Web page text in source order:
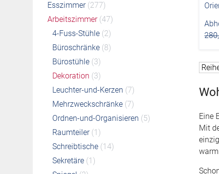
Esszimmer (277)
Arbeitszimmer (47)
4-Fuss-Stühle (2)
Büroschränke (8)
Bürostühle (3)
Dekoration (3)
Leuchter-und-Kerzen (7)
Mehrzweckschränke (7)
Ordnen-und-Organisieren (5)
Raumteiler (1)
Schreibtische (14)
Sekretäre (1)
Eine
Mit